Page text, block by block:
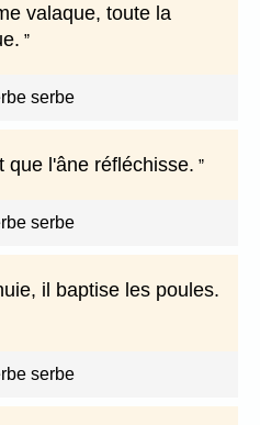
valaque, toute la
serbe
que l'âne réfléchisse.
serbe
il baptise les poules.
serbe